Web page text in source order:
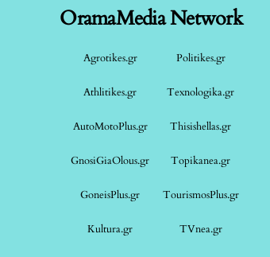
OramaMedia Network
Agrotikes.gr Politikes.gr
Athlitikes.gr Texnologika.gr
AutoMotoPlus.gr Thisishellas.gr
GnosiGiaOlous.gr Topikanea.gr
GoneisPlus.gr TourismosPlus.gr
Kultura.gr TVnea.gr